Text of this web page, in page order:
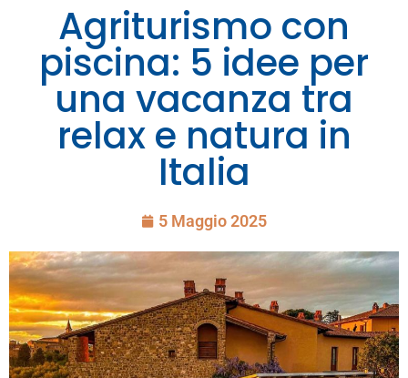
Agriturismo con
piscina: 5 idee per
una vacanza tra
relax e natura in
Italia
5 Maggio 2025